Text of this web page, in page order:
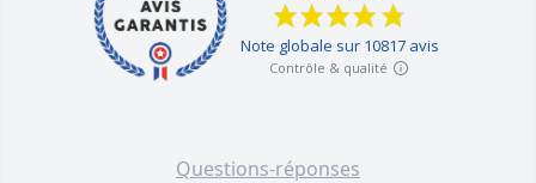
Pack 3 panneaux extérieurs
'ATTENTION CHIENS EN LIBERTÉ
NE PAS ENTRER' - PVC résistant
Questions-réponses